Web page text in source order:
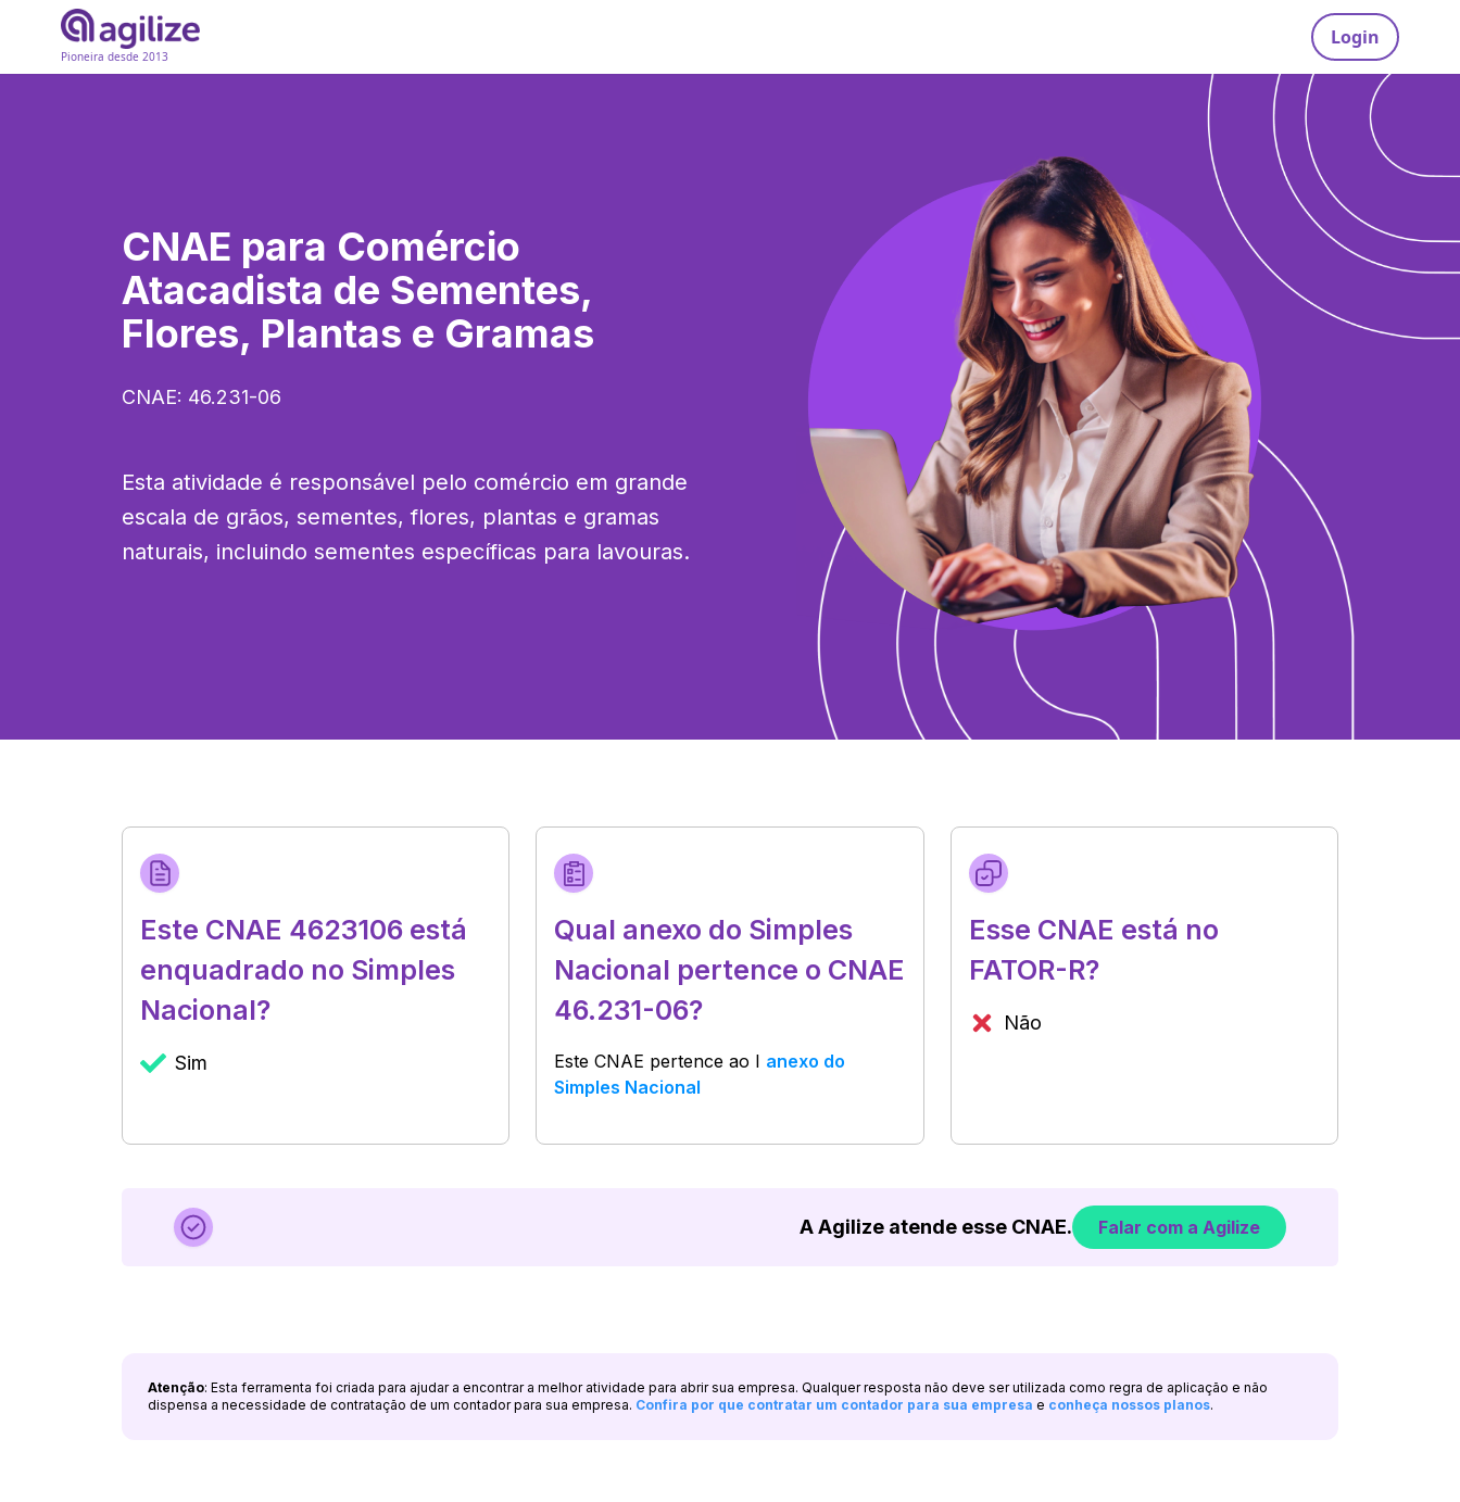
Pioneira desde 2013
Login
CNAE para Comércio
Atacadista de Sementes,
Flores, Plantas e Gramas
CNAE: 46.231-06
Esta atividade é responsável pelo comércio em grande
escala de grãos, sementes, flores, plantas e gramas
naturais, incluindo sementes específicas para lavouras.
Este CNAE 4623106 está
enquadrado no Simples
Nacional?
Sim
Qual anexo do Simples
Nacional pertence o CNAE
46.231-06?
Este CNAE pertence ao I anexo do
Simples Nacional
Esse CNAE está no
FATOR-R?
Não
A Agilize atende esse CNAE. Falar com a Agilize
Atenção: Esta ferramenta foi criada para ajudar a encontrar a melhor atividade para abrir sua empresa. Qualquer resposta não deve ser utilizada como regra de aplicação e não
dispensa a necessidade de contratação de um contador para sua empresa. Confira por que contratar um contador para sua empresa e conheça nossos planos.